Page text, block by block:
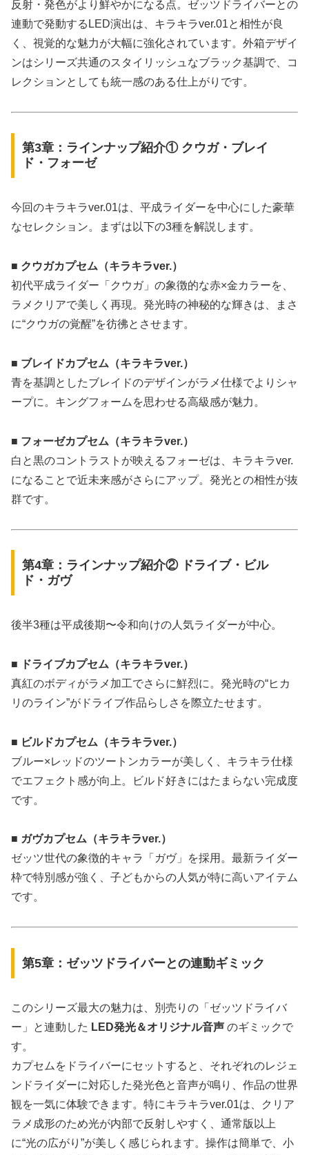
反射・発色がより鮮やかになる点。ゼッツドライバーとの
連動で発動するLED演出は、キラキラver.01と相性が良
く、視覚的な魅力が大幅に強化されています。外箱デザイ
ンはシリーズ共通のスタイリッシュなブラック基調で、コ
レクションとしても統一感のある仕上がりです。
第3章：ラインナップ紹介① クウガ・ブレイ
ド・フォーゼ
今回のキラキラver.01は、平成ライダーを中心にした豪華
なセレクション。まずは以下の3種を解説します。
■ クウガカプセム（キラキラver.）
初代平成ライダー「クウガ」の象徴的な赤×金カラーを、
ラメクリアで美しく再現。発光時の神秘的な輝きは、まさ
に“クウガの覚醒”を彷彿とさせます。
■ ブレイドカプセム（キラキラver.）
青を基調としたブレイドのデザインがラメ仕様でよりシャ
ープに。キングフォームを思わせる高級感が魅力。
■ フォーゼカプセム（キラキラver.）
白と黒のコントラストが映えるフォーゼは、キラキラver.
になることで近未来感がさらにアップ。発光との相性が抜
群です。
第4章：ラインナップ紹介② ドライブ・ビル
ド・ガヴ
後半3種は平成後期〜令和向けの人気ライダーが中心。
■ ドライブカプセム（キラキラver.）
真紅のボディがラメ加工でさらに鮮烈に。発光時の“ヒカ
リのライン”がドライブ作品らしさを際立たせます。
■ ビルドカプセム（キラキラver.）
ブルー×レッドのツートンカラーが美しく、キラキラ仕様
でエフェクト感が向上。ビルド好きにはたまらない完成度
です。
■ ガヴカプセム（キラキラver.）
ゼッツ世代の象徴的キャラ「ガヴ」を採用。最新ライダー
枠で特別感が強く、子どもからの人気が特に高いアイテム
です。
第5章：ゼッツドライバーとの連動ギミック
このシリーズ最大の魅力は、別売りの「ゼッツドライバ
ー」と連動した LED発光＆オリジナル音声 のギミックで
す。
カプセムをドライバーにセットすると、それぞれのレジェ
ンドライダーに対応した発光色と音声が鳴り、作品の世界
観を一気に体験できます。特にキラキラver.01は、クリア
ラメ成形のため光が内部で反射しやすく、通常版以上
に“光の広がり”が美しく感じられます。操作は簡単で、小